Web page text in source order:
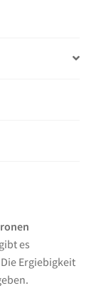
es
Ergiebigkeit